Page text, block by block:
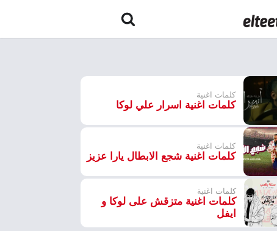
كلمات اغنية
كلمات اغنية اسرار علي لوكا
كلمات اغنية
كلمات اغنية شجع الابطال يارا عزيز
كلمات اغنية
كلمات اغنية متزقش على لوكا و
ايفل